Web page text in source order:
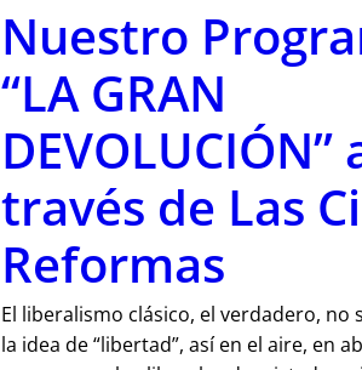
Nuestro
“LA GRAN
DEVOLUCIÓN”
través de Las
Reformas
El liberalismo clásico, el verdadero, no
la idea de “libertad”, así en el aire, en